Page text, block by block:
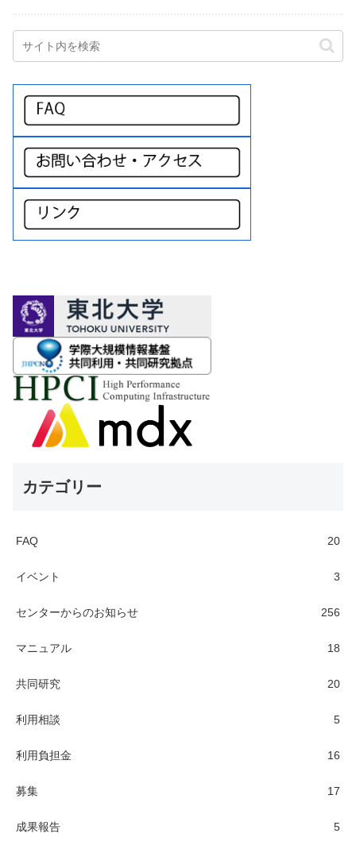
カテゴリー
FAQ 20
イベント 3
センターからのお知らせ 256
マニュアル 18
共同研究 20
利用相談 5
利用負担金 16
募集 17
成果報告 5